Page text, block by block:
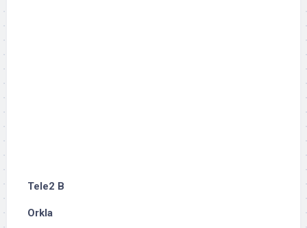
Tele2 B
Orkla